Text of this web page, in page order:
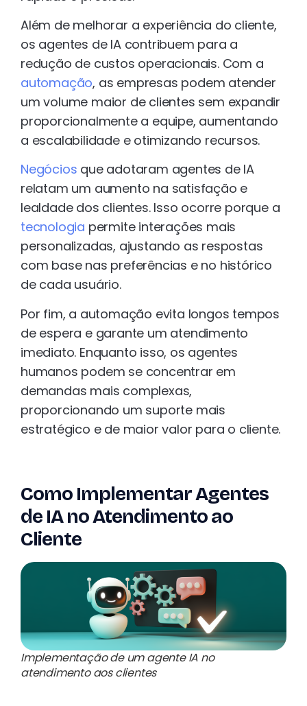
Além de melhorar a experiência do cliente,
os agentes de IA contribuem para a
redução de custos operacionais. Com a
automação, as empresas podem atender
um volume maior de clientes sem expandir
proporcionalmente a equipe, aumentando
a escalabilidade e otimizando recursos.
Negócios que adotaram agentes de IA
relatam um aumento na satisfação e
lealdade dos clientes. Isso ocorre porque a
tecnologia permite interações mais
personalizadas, ajustando as respostas
com base nas preferências e no histórico
de cada usuário.
Por fim, a automação evita longos tempos
de espera e garante um atendimento
imediato. Enquanto isso, os agentes
humanos podem se concentrar em
demandas mais complexas,
proporcionando um suporte mais
estratégico e de maior valor para o cliente.
Como Implementar Agentes
de IA no Atendimento ao
Cliente
Implementação de um agente IA no
atendimento aos clientes